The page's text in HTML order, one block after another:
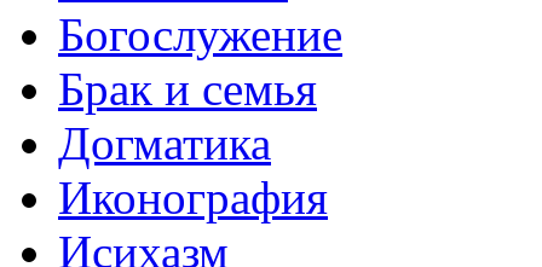
Богослужение
Брак и семья
Догматика
Иконография
Исихазм